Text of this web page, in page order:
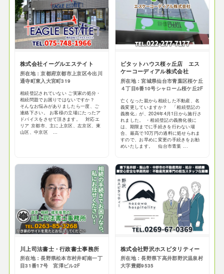
株式会社イーグルエステイト
所在地：京都府京都市上京区今出川
通寺町東入大宮町319
相続登記されていない ご実家の処分・
相続問題でお困りではないですか？
そんなお悩みがありましたら一度、ご
連絡下さい。 お客様の立場にたったア
ドバイスをさせて頂きます。 対応エ
リア 京都市、主に上京区、左京区、東
山区、中京区 ...
ピタットハウス桜ヶ丘店 エス
ケーコーディアル株式会社
所在地：宮城県仙台市青葉区桜ケ丘
４丁目6番10号シャローム桜ケ丘2F
亡くなった親から相続した不動産、名
義変更していますか？ 「相続登記の
義務化」が、2024年4月1日から施行さ
れました。 ・相続登記の義務化後に
は、期限までに手続きを行わない場
合、最高で10万円の過料に処せられま
すので、お早めに変更の手続きをお勧
めいたします。 仙台市青葉 ...
川上司法書士・行政書士事務所
所在地：長野県松本市村井町南一丁
目31番17号 宮澤ビル2F
株式会社野沢ホスピタリティー
所在地：長野県下高井郡野沢温泉村
大字豊郷9535